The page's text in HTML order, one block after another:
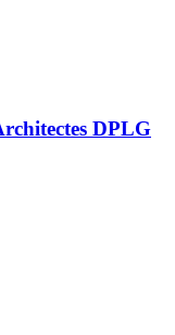
DPLG